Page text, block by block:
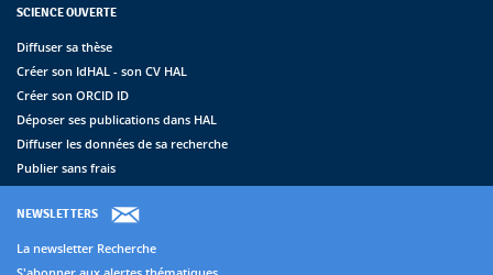
SCIENCE OUVERTE
Diffuser sa thèse
Créer son IdHAL - son CV HAL
Créer son ORCID ID
Déposer ses publications dans HAL
Diffuser les données de sa recherche
Publier sans frais
NEWSLETTERS
La newsletter Recherche